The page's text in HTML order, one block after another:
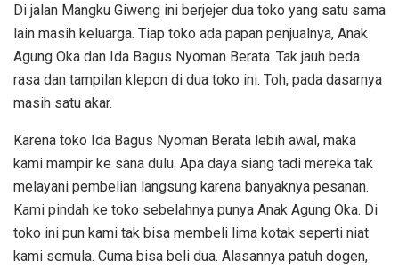
Di jalan Mangku Giweng ini berjejer dua toko yang satu sama
lain masih keluarga. Tiap toko ada papan penjualnya, Anak
Agung Oka dan Ida Bagus Nyoman Berata. Tak jauh beda
rasa dan tampilan klepon di dua toko ini. Toh, pada dasarnya
masih satu akar.
Karena toko Ida Bagus Nyoman Berata lebih awal, maka
kami mampir ke sana dulu. Apa daya siang tadi mereka tak
melayani pembelian langsung karena banyaknya pesanan.
Kami pindah ke toko sebelahnya punya Anak Agung Oka. Di
toko ini pun kami tak bisa membeli lima kotak seperti niat
kami semula. Cuma bisa beli dua. Alasannya patuh dogen,